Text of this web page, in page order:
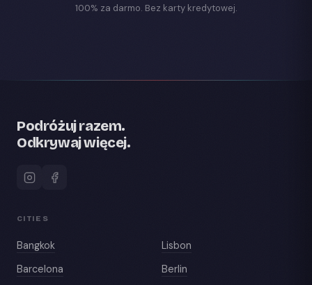
100% za darmo. Bez karty kredytowej.
Podróżuj razem.
Odkrywaj więcej.
CITIES
Bangkok
Lisbon
Barcelona
Berlin